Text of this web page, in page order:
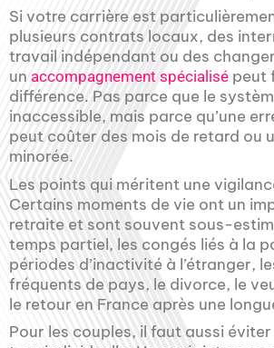
Si votre carrière est
plusieurs contrats locaux, des
travail indépendant ou des
un accompagnement spécialisé peut
différence. Pas parce que le
inaccessible, mais parce qu’une
peut coûter des mois de retard ou
minorée.
Les points qui méritent une
Certains moments de vie ont un
retraite et sont souvent sous-
temps partiel, les congés liés à la
périodes d’inactivité à l’étranger,
fréquents de pays, le divorce, le
le retour en France après une
Pour les couples, il faut aussi